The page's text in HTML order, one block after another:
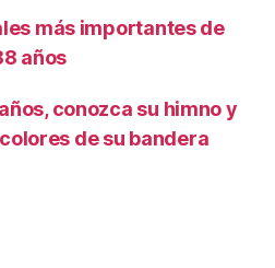
más importantes de
años
conozca su himno y
de su bandera